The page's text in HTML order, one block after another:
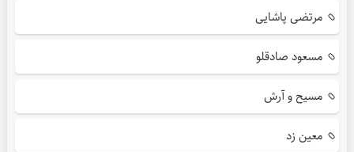
مرتضی پاشایی
مسعود صادقلو
مسیح و آرش
معین زد